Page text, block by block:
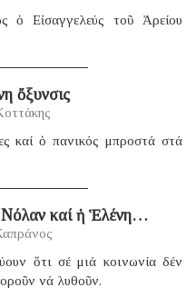
ὁ Εἰσαγγελεύς τοῦ Ἀρείου
ὄξυνσις
καί ὁ πανικός μπροστά στά
Νόλαν καί ἡ Ἑλένη…
ὅτι σέ μιά κοινωνία δέν
νά λυθοῦν.